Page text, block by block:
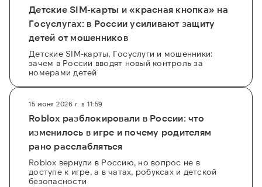
Детские SIM-карты и «красная кнопка» на
Госуслугах: в России усиливают защиту
детей от мошенников
Детские SIM-карты, Госуслуги и мошенники:
зачем в России вводят новый контроль за
номерами детей
15 июня 2026 г. в 11:59
Roblox разблокировали в России: что
изменилось в игре и почему родителям
рано расслабляться
Roblox вернули в Россию, но вопрос не в
доступе к игре, а в чатах, робуксах и детской
безопасности